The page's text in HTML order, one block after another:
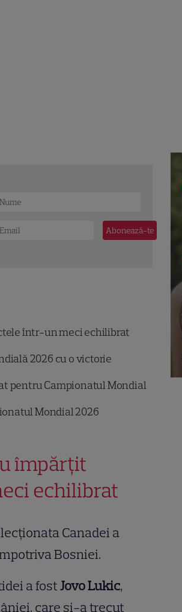
într-un meci echilibrat
2026 cu o victorie
pentru Campionatul Mondial
Mondial 2026
împărțit
echilibrat
Canadei a
Bosniei.
a fostJovo Lukic,
care și-a trecut